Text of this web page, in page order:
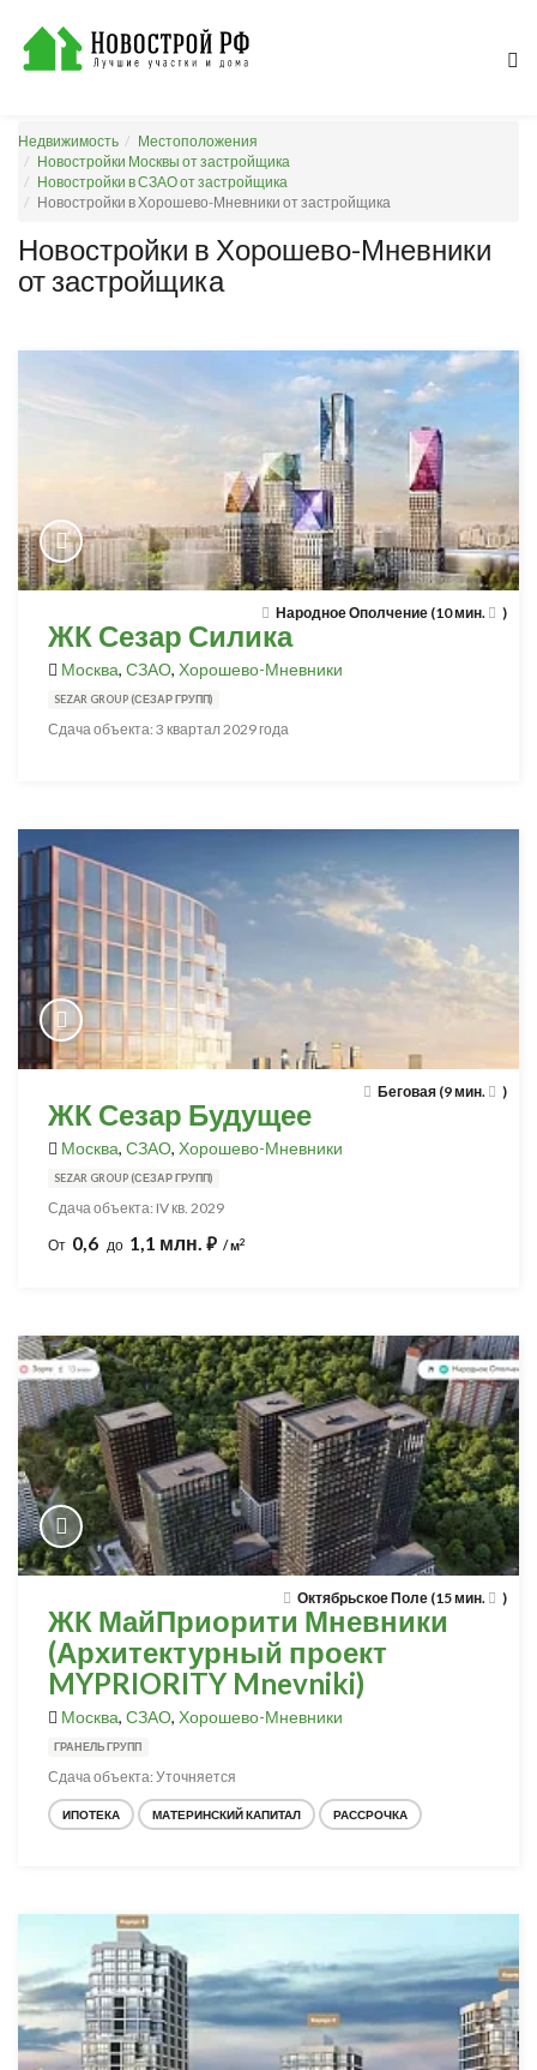
Недвижимость
Местоположения
Новостройки Москвы от застройщика
Новостройки в СЗАО от застройщика
Новостройки в Хорошево-Мневники от застройщика
Новостройки в Хорошево-Мневники
от застройщика
Народное Ополчение (10 мин. )
ЖК Сезар Силика
Москва, СЗАО, Хорошево-Мневники
SEZAR GROUP (СЕЗАР ГРУПП)
Сдача объекта: 3 квартал 2029 года
Беговая (9 мин. )
ЖК Сезар Будущее
Москва, СЗАО, Хорошево-Мневники
SEZAR GROUP (СЕЗАР ГРУПП)
Сдача объекта: IV кв. 2029
От 0,6 до 1,1 млн. ⃏ / м2
Октябрьское Поле (15 мин. )
ЖК МайПриорити Мневники
(Архитектурный проект
MYPRIORITY Mnevniki)
Москва, СЗАО, Хорошево-Мневники
ГРАНЕЛЬ ГРУПП
Сдача объекта: Уточняется
ИПОТЕКА МАТЕРИНСКИЙ КАПИТАЛ РАССРОЧКА